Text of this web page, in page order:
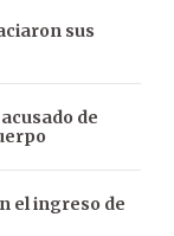
sus
de
el ingreso de